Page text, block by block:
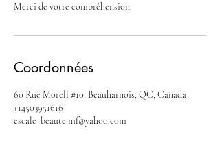
Merci de votre compréhension.
Coordonnées
60 Rue Morell #10, Beauharnois, QC, Canada
+14503951616
escale_beaute.mf@yahoo.com